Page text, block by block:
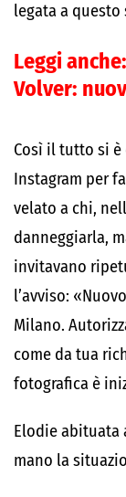
legata a questo
Leggi anche:
Volver:
Così il tutto si
Instagram per
velato a chi,
danneggiarla,
invitavano
l’avviso:
Milano.
come da tua
fotografica è
Elodie abituata
mano la